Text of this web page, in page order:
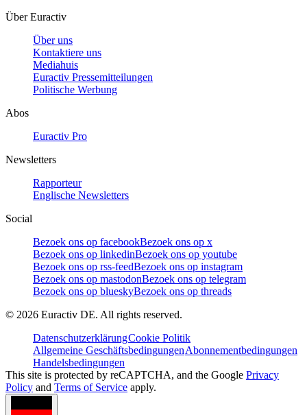
Über Euractiv
Über uns
Kontaktiere uns
Mediahuis
Euractiv Pressemitteilungen
Politische Werbung
Abos
Euractiv Pro
Newsletters
Rapporteur
Englische Newsletters
Social
Bezoek ons op facebookBezoek ons op x
Bezoek ons op linkedinBezoek ons op youtube
Bezoek ons op rss-feedBezoek ons op instagram
Bezoek ons op mastodonBezoek ons op telegram
Bezoek ons op blueskyBezoek ons op threads
© 2026 Euractiv DE. All rights reserved.
DatenschutzerklärungCookie Politik
Allgemeine GeschäftsbedingungenAbonnementbedingungen
Handelsbedingungen
This site is protected by reCAPTCHA, and the Google Privacy
Policy and Terms of Service apply.